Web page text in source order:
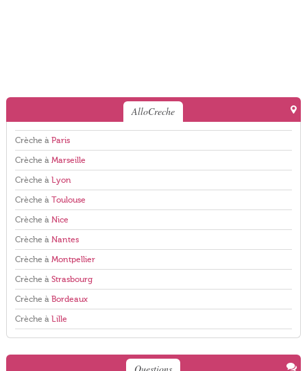
AlloCreche
Crèche à Paris
Crèche à Marseille
Crèche à Lyon
Crèche à Toulouse
Crèche à Nice
Crèche à Nantes
Crèche à Montpellier
Crèche à Strasbourg
Crèche à Bordeaux
Crèche à Lille